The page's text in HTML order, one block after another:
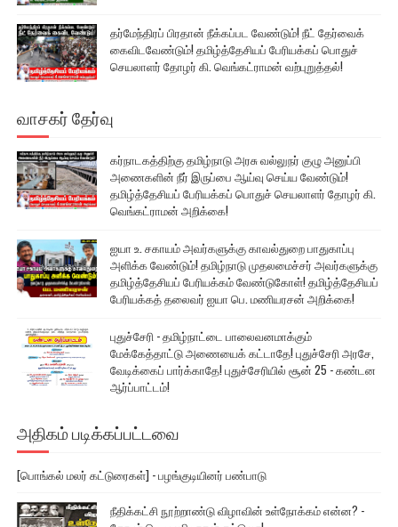
தர்மேந்திரப் பிரதான் நீக்கப்பட வேண்டும்! நீட் தேர்வைக்
கைவிடவேண்டும்! தமிழ்த்தேசியப் பேரியக்கப் பொதுச்
செயலாளர் தோழர் கி. வெங்கட்ராமன் வற்புறுத்தல்!
வாசகர் தேர்வு
கர்நாடகத்திற்கு தமிழ்நாடு அரசு வல்லுநர் குழு அனுப்பி
அணைகளின் நீர் இருப்பை ஆய்வு செய்ய வேண்டும்!
தமிழ்த்தேசியப் பேரியக்கப் பொதுச் செயலாளர் தோழர் கி.
வெங்கட்ராமன் அறிக்கை!
ஐயா உ. சகாயம் அவர்களுக்கு காவல்துறை பாதுகாப்பு
அளிக்க வேண்டும்! தமிழ்நாடு முதலமைச்சர் அவர்களுக்கு
தமிழ்த்தேசியப் பேரியக்கம் வேண்டுகோள்! தமிழ்த்தேசியப்
பேரியக்கத் தலைவர் ஐயா பெ. மணியரசன் அறிக்கை!
புதுச்சேரி - தமிழ்நாட்டை பாலைவனமாக்கும்
மேக்கேத்தாட்டு அணையைக் கட்டாதே! புதுச்சேரி அரசே,
வேடிக்கைப் பார்க்காதே! புதுச்சேரியில் சூன் 25 - கண்டன
ஆர்ப்பாட்டம்!
அதிகம் படிக்கப்பட்டவை
[பொங்கல் மலர் கட்டுரைகள்] - பழங்குடியினர் பண்பாடு
நீதிக்கட்சி நூற்றாண்டு விழாவின் உள்நோக்கம் என்ன? -